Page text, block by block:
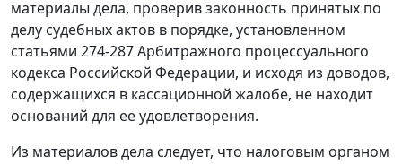
материалы дела, проверив законность принятых по
делу судебных актов в порядке, установленном
статьями 274-287Арбитражного процессуального
кодекса Российской Федерации, и исходя из доводов,
содержащихся в кассационной жалобе, не находит
оснований для ее удовлетворения.
Из материалов дела следует, что налоговым органом